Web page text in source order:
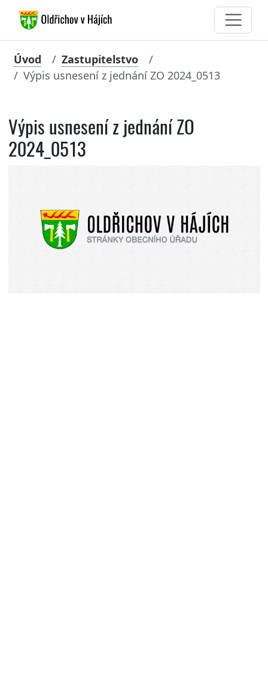
Úvod
Zastupitelstvo
Výpis usnesení z jednání ZO 2024_0513
Výpis usnesení z jednání ZO
2024_0513